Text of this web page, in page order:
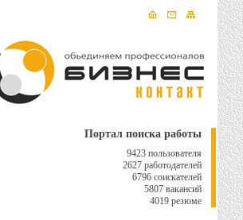
Портал поиска работы
9423 пользователя
2627 работодателей
6796 соискателей
5807 вакансий
4019 резюме